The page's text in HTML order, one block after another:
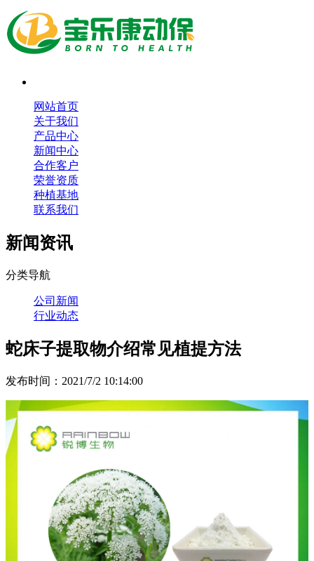
网站首页
关于我们
产品中心
新闻中心
合作客户
荣誉资质
种植基地
联系我们
新闻资讯
分类导航
公司新闻
行业动态
蛇床子提取物介绍常见植提方法
发布时间：2021/7/2 10:14:00